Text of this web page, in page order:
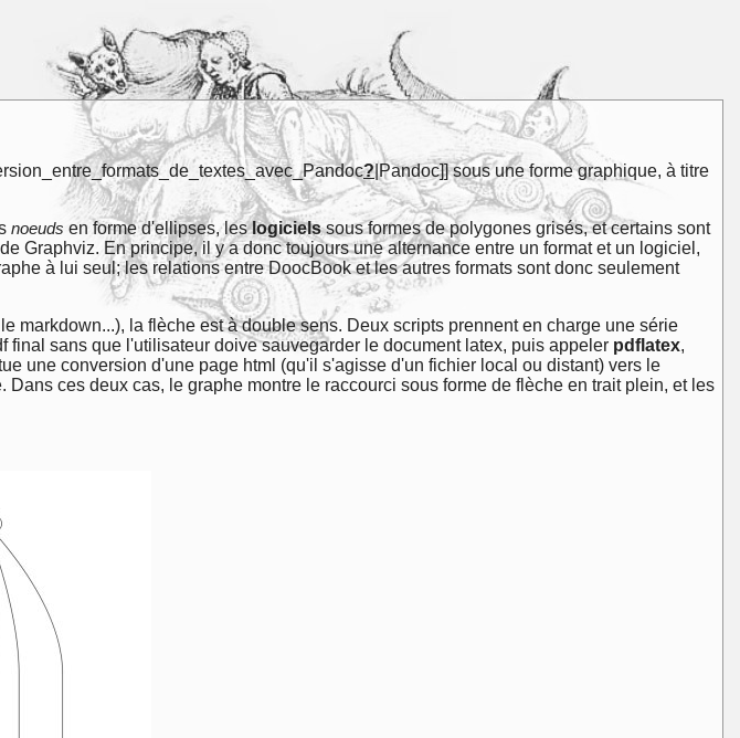
?|Pandoc]] sous une forme graphique, à titre
noeuds en forme d'ellipses, leslogicielssous formes de polygones grisés, et certains sont
Graphviz. En principe, il y a donc toujours une alternance entre un format et un logiciel,
à lui seul; les relations entre DoocBook et les autres formats sont donc seulement
markdown...), la flèche est à double sens. Deux scripts prennent en charge une série
final sans que l'utilisateur doive sauvegarder le document latex, puis appeler pdflatex,
une conversion d'une page html (qu'il s'agisse d'un fichier local ou distant) vers le
ces deux cas, le graphe montre le raccourci sous forme de flèche en trait plein, et les